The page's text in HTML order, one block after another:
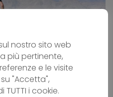
nostro sito web
più pertinente,
e le visite
"Accetta",
i cookie.